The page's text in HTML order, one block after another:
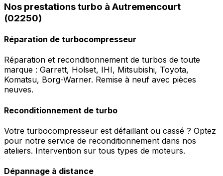
Nos prestations turbo à Autremencourt
(02250)
Réparation de turbocompresseur
Réparation et reconditionnement de turbos de toute
marque : Garrett, Holset, IHI, Mitsubishi, Toyota,
Komatsu, Borg-Warner. Remise à neuf avec pièces
neuves.
Reconditionnement de turbo
Votre turbocompresseur est défaillant ou cassé ? Optez
pour notre service de reconditionnement dans nos
ateliers. Intervention sur tous types de moteurs.
Dépannage à distance